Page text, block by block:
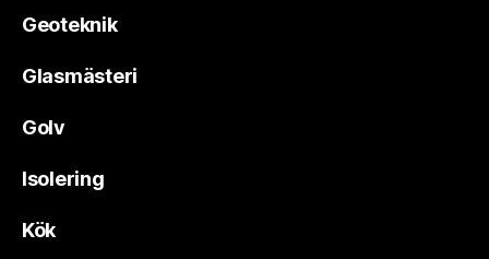
Geoteknik
Glasmästeri
Golv
Isolering
Kök